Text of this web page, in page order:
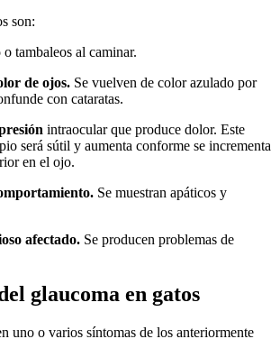
son:
o tambaleos al caminar.
de ojos. Se vuelven de color azulado por
con cataratas.
intraocular que produce dolor. Este
será sútil y aumenta conforme se incrementa
en el ojo.
Se muestran apáticos y
afectado. Se producen problemas de
glaucoma en gatos
uno o varios síntomas de los anteriormente